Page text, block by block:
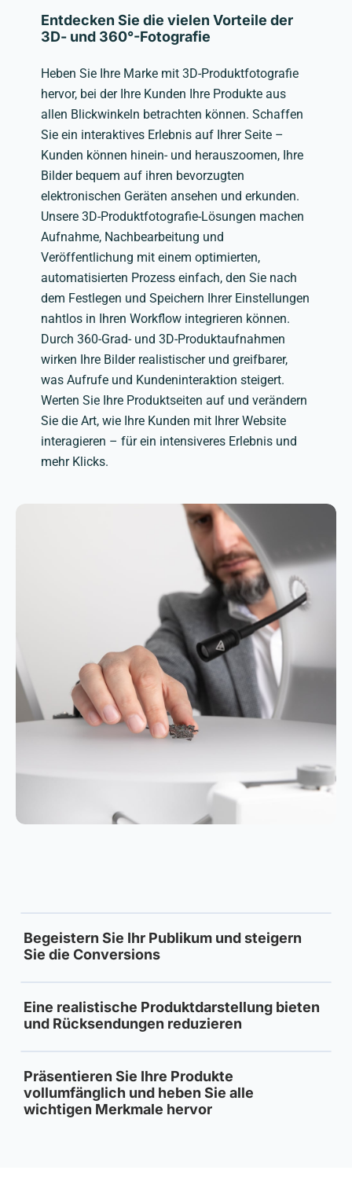
Entdecken Sie die vielen Vorteile der
3D- und 360°-Fotografie
Heben Sie Ihre Marke mit 3D-Produktfotografie
hervor, bei der Ihre Kunden Ihre Produkte aus
allen Blickwinkeln betrachten können. Schaffen
Sie ein interaktives Erlebnis auf Ihrer Seite –
Kunden können hinein- und herauszoomen, Ihre
Bilder bequem auf ihren bevorzugten
elektronischen Geräten ansehen und erkunden.
Unsere 3D-Produktfotografie-Lösungen machen
Aufnahme, Nachbearbeitung und
Veröffentlichung mit einem optimierten,
automatisierten Prozess einfach, den Sie nach
dem Festlegen und Speichern Ihrer Einstellungen
nahtlos in Ihren Workflow integrieren können.
Durch 360-Grad- und 3D-Produktaufnahmen
wirken Ihre Bilder realistischer und greifbarer,
was Aufrufe und Kundeninteraktion steigert.
Werten Sie Ihre Produktseiten auf und verändern
Sie die Art, wie Ihre Kunden mit Ihrer Website
interagieren – für ein intensiveres Erlebnis und
mehr Klicks.
Begeistern Sie Ihr Publikum und steigern
Sie die Conversions
Eine realistische Produktdarstellung bieten
und Rücksendungen reduzieren
Präsentieren Sie Ihre Produkte
vollumfänglich und heben Sie alle
wichtigen Merkmale hervor